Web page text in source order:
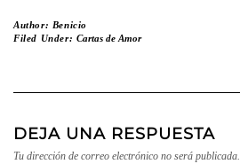
Author: Benicio
Filed Under: Cartas de Amor
DEJA UNA RESPUESTA
Tu dirección de correo electrónico no será publicada.